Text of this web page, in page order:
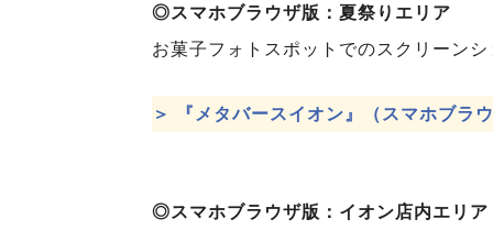
◎スマホブラウザ版：夏祭りエリア
お菓子フォトスポットでのスクリーン
＞ 『メタバースイオン』（ スマホブラ
◎スマホブラウザ版：イオン店内エリア